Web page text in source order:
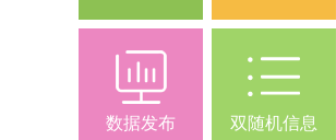
数据发布 双随机信息